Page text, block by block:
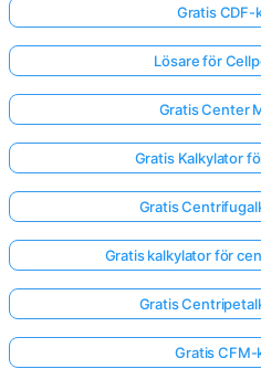
Gratis CDF-
Lösare för
Gratis Center
Gratis Kalkylator
Gratis
Gratis kalkylator för
Gratis
Gratis CFM-